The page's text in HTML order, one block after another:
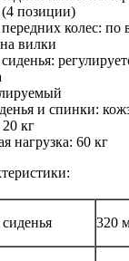
(4 позиции)
колес: по
вилки
и спинки:
кг
нагрузка: 60 кг
320